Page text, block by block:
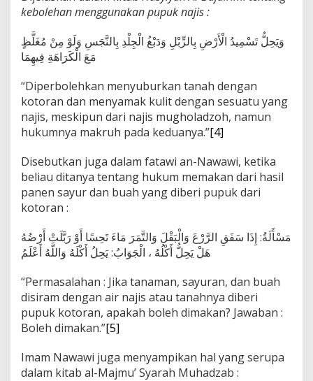
kebolehan menggunakan pupuk najis :
وَيَحِلُّ تَسْمِيدُ الْأَرْضِ بِالزِّبْلِ وَدَبْغُ الْجِلْدِ بِالنَّجَسِ وَلَوْ مِنْ مُغَلَّظٍ
مَعَ الْكَرَاهَةِ فِيهِمَا
“Diperbolehkan menyuburkan tanah dengan
kotoran dan menyamak kulit dengan sesuatu yang
najis, meskipun dari najis mugholadzoh, namun
hukumnya makruh pada keduanya.”[4]
Disebutkan juga dalam fatawi an-Nawawi, ketika
beliau ditanya tentang hukum memakan dari hasil
panen sayur dan buah yang diberi pupuk dari
kotoran :
مَسْأَلَةُ: إِذَا سَفَقِ الرَّرْعَ وَالْبَقْلَ وَالتَّمَرَ مَاءَ تَحِسًا أَوْ رَبَّلَتْ أَرْضُهُ
هَلْ يَحِلُّ أَكْلُهُ ، الْجَوَابُ: يَحِلُ أَكْلَهُ وَاللَّهُ أَعْلَمُ
“Permasalahan : Jika tanaman, sayuran, dan buah
disiram dengan air najis atau tanahnya diberi
pupuk kotoran, apakah boleh dimakan? Jawaban :
Boleh dimakan.”[5]
Imam Nawawi juga menyampikan hal yang serupa
dalam kitab al-Majmu’ Syarah Muhadzab :